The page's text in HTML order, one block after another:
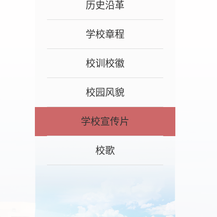
历史沿革
学校章程
校训校徽
校园风貌
学校宣传片
校歌